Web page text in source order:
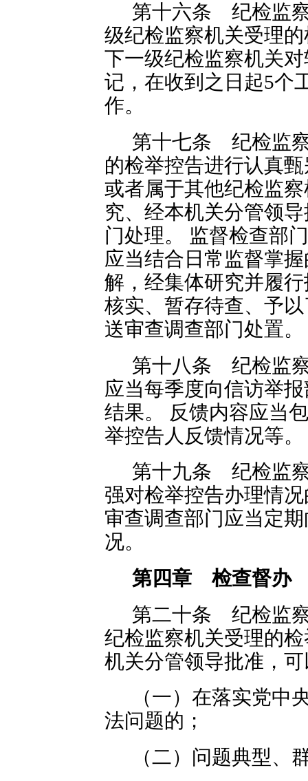
第十六条 纪检监
级纪检监察机关受理
下一级纪检监察机关
记，在收到之日起5个
作。
第十七条 纪检监
的检举控告进行认真
或者属于其他纪检监
究、经本机关分管领
门处理。 监督检查部
应当结合日常监督掌
解，经集体研究并履
核实、暂存待查、予
送审查调查部门处置。
第十八条 纪检监
应当每季度向信访举
结果。 反馈内容应当
举控告人反馈情况等。
第十九条 纪检监
强对检举控告办理情
审查调查部门应当定
况。
第四章 检查督办
第二十条 纪检监
纪检监察机关受理的
机关分管领导批准，
（一）在落实党中
法问题的；
（二）问题典型、